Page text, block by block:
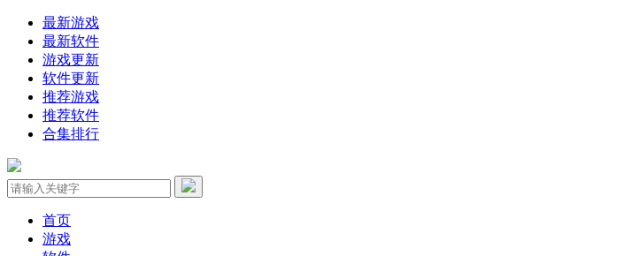
最新游戏
最新软件
游戏更新
软件更新
推荐游戏
推荐软件
合集排行
首页
游戏